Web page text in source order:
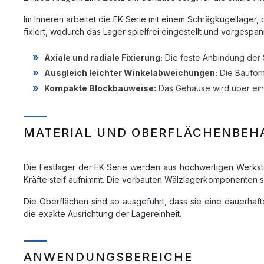
Im Inneren arbeitet die EK-Serie mit einem
fixiert, wodurch das Lager spielfrei eingestellt und
Axiale und radiale Fixierung: Die feste Anbindung der
Ausgleich leichter Winkelabweichungen: Die
Kompakte Blockbauweise: Das Gehäuse wird über
MATERIAL UND
Die Festlager der EK-Serie werden aus hochwertigen
Kräfte steif aufnimmt. Die verbauten
Die Oberflächen sind so ausgeführt, dass sie eine
die exakte Ausrichtung der Lagereinheit.
ANWENDUNGSBEREICHE